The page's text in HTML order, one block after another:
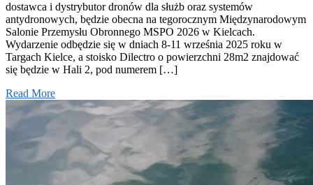
dostawca i dystrybutor dronów dla służb oraz systemów
antydronowych, będzie obecna na tegorocznym Międzynarodowym
Salonie Przemysłu Obronnego MSPO 2026 w Kielcach.
Wydarzenie odbędzie się w dniach 8-11 września 2025 roku w
Targach Kielce, a stoisko Dilectro o powierzchni 28m2 znajdować
się będzie w Hali 2, pod numerem […]
Read More